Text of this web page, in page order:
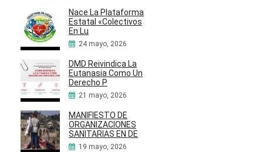
Nace La Plataforma
Estatal «Colectivos
En Lu
24 mayo, 2026
DMD Reivindica La
Eutanasia Como Un
Derecho P
21 mayo, 2026
MANIFIESTO DE
ORGANIZACIONES
SANITARIAS EN DE
19 mayo, 2026